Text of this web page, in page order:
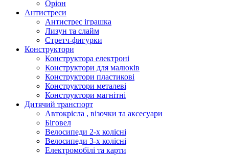
Оріон
Антистреси
Антистрес іграшка
Лизун та слайм
Стретч-фигурки
Конструктори
Конструктора електроні
Конструктори для малюків
Конструктори пластикові
Конструктори металеві
Конструктори магнітні
Дитячий транспорт
Автокрісла , візочки та аксесуари
Біговел
Велосипеди 2-х колісні
Велосипеди 3-х колісні
Електромобілі та карти